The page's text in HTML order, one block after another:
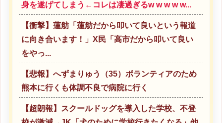
身を遂げてしまう←コレは凄過ぎるw w w w w...
【衝撃】蓮舫「蓮舫だから叩いて良いという報道
に向き合います！」X民「高市だから叩いて良い
をやっ...
【悲報】へずまりゅう（35）ボランティアのため
熊本に行くも体調不良で病院に行く
【超朗報】スクールドッグを導入した学校、不登